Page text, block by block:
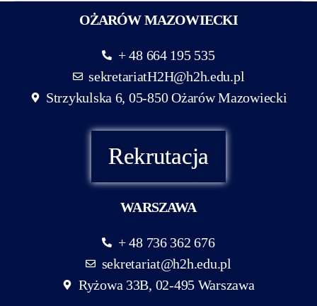
OŻARÓW MAZOWIECKI
+ 48 664 195 535
sekretariatH2H@h2h.edu.pl
Strzykulska 6, 05-850 Ożarów Mazowiecki
Rekrutacja
WARSZAWA
+ 48 736 362 676
sekretariat@h2h.edu.pl
Ryżowa 33B, 02-495 Warszawa